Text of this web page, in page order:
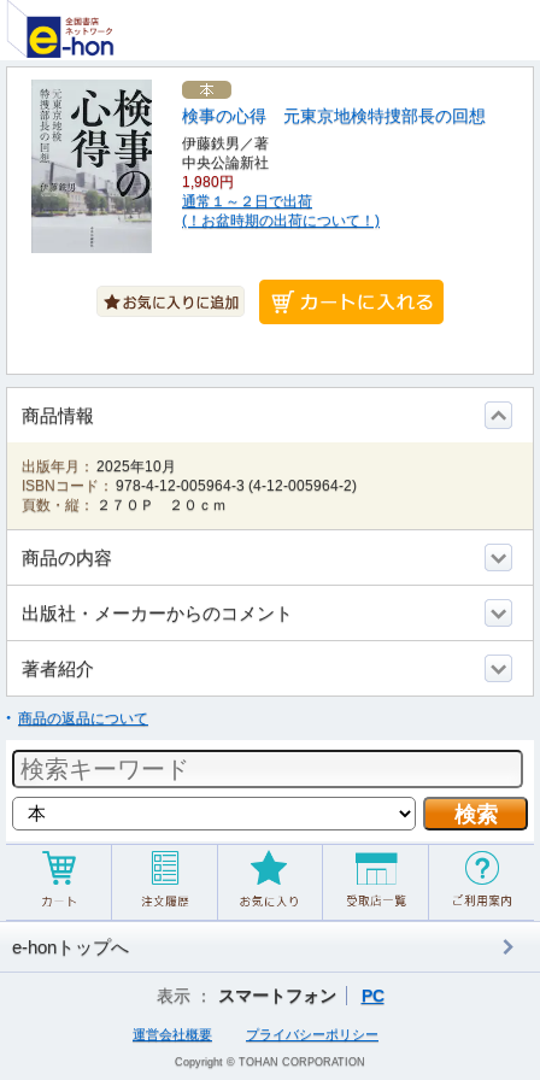
検事の心得 元東京地検特捜部長の回想
伊藤鉄男／著
中央公論新社
1,980円
通常１～２日で出荷
(！お盆時期の出荷について！)
商品情報
出版年月： 2025年10月
ISBNコード： 978-4-12-005964-3 (4-12-005964-2)
頁数・縦：
２７０Ｐ ２０ｃｍ
商品の内容
出版社・メーカーからのコメント
著者紹介
商品の返品について
e-honトップへ
表示 ： スマートフォン PC
運営会社概要 プライバシーポリシー
Copyright © TOHAN CORPORATION